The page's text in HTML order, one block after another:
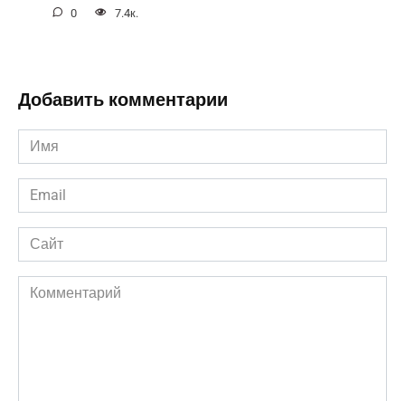
0 7.4к.
Добавить комментарии
Имя
*
Email
*
Сайт
Комментарий